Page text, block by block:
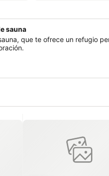
sauna
que te ofrece un refugio